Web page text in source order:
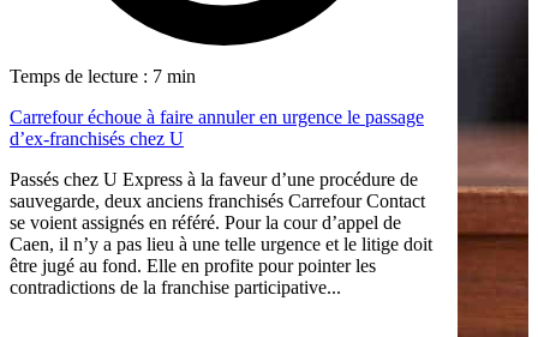
Temps de lecture : 7 min
Carrefour échoue à faire annuler en urgence le passage
d’ex-franchisés chez U
Passés chez U Express à la faveur d’une procédure de
sauvegarde, deux anciens franchisés Carrefour Contact
se voient assignés en référé. Pour la cour d’appel de
Caen, il n’y a pas lieu à une telle urgence et le litige doit
être jugé au fond. Elle en profite pour pointer les
contradictions de la franchise participative...